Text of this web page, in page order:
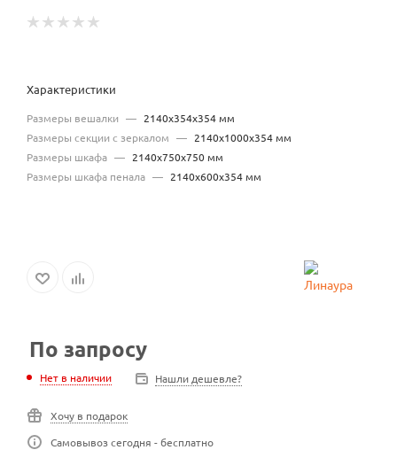
Характеристики
Размеры вешалки — 2140х354х354 мм
Размеры секции с зеркалом — 2140х1000х354 мм
Размеры шкафа — 2140х750х750 мм
Размеры шкафа пенала — 2140х600х354 мм
По запросу
Нет в наличии Нашли дешевле?
Хочу в подарок
Самовывоз сегодня - бесплатно